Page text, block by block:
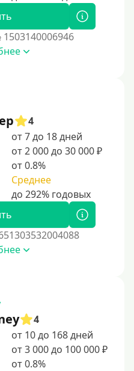
4
от 7 до 18 дней
от 2 000 до 30 000 ₽
от 0.8%
Среднее
4
от 10 до 168 дней
от 3 000 до 100 000 ₽
от 0.8%